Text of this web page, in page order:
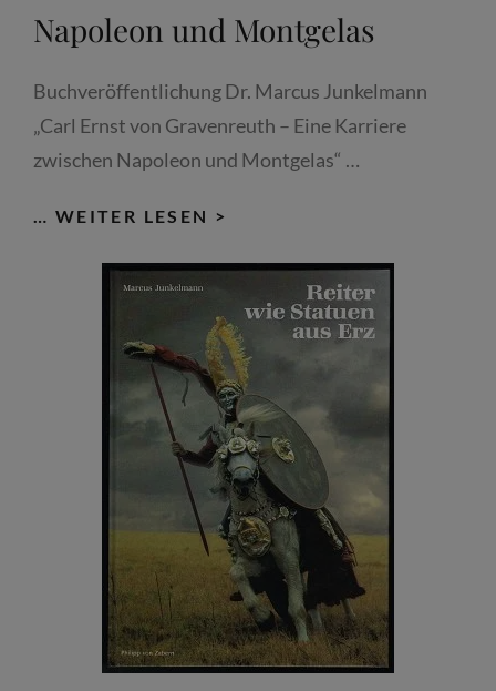
Napoleon und Montgelas
Buchveröffentlichung Dr. Marcus Junkelmann
„Carl Ernst von Gravenreuth – Eine Karriere
zwischen Napoleon und Montgelas“ …
… WEITER LESEN >
VON
GRAVENREUTH
–
EINE
KARRIERE
ZWISCHEN
NAPOLEON
UND
MONTGELAS